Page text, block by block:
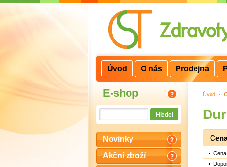
E-shop
Novinky
Akční zboží
Úvod >
Cena
Úvod O nás Prodejna